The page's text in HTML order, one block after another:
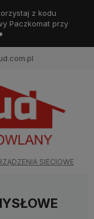
z kodu
Paczkomat przy
SIECIOWE